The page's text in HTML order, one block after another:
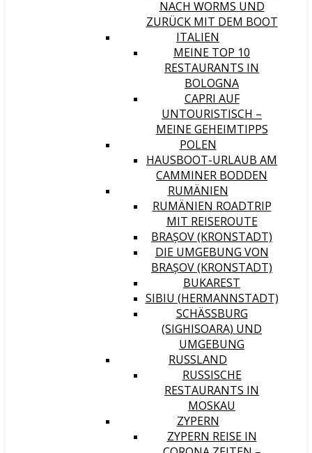
NACH WORMS UND
ZURÜCK MIT DEM BOOT
ITALIEN
MEINE TOP 10
RESTAURANTS IN
BOLOGNA
CAPRI AUF
UNTOURISTISCH –
MEINE GEHEIMTIPPS
POLEN
HAUSBOOT-URLAUB AM
CAMMINER BODDEN
RUMÄNIEN
RUMÄNIEN ROADTRIP
MIT REISEROUTE
BRAȘOV (KRONSTADT)
DIE UMGEBUNG VON
BRAȘOV (KRONSTADT)
BUKAREST
SIBIU (HERMANNSTADT)
SCHÄSSBURG (
SIGHISOARA) UND U
MGEBUNG
RUSSLAND
RUSSISCHE
RESTAURANTS IN
MOSKAU
ZYPERN
ZYPERN REISE IN